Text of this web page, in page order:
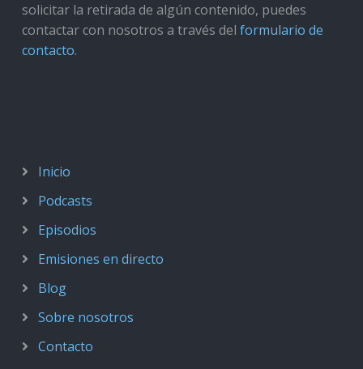
solicitar la retirada de algún contenido, puedes
contactar con nosotros a través del formulario de
contacto.
Inicio
Podcasts
Episodios
Emisiones en directo
Blog
Sobre nosotros
Contacto